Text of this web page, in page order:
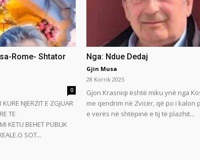
Rome- Shtator
0
KURE NJERZIT E ZGJUAR
TE
KETU BEHET PUBLIK
SOT...
Nga: Ndue Dedaj
Gjin Musa
28 Korrik 2025
Gjon Krasniqi është miku ynë nga
me qendrim në Zvicër, që po i kalon
e verës në shtëpinë e tij të plazhit...